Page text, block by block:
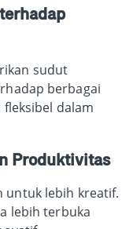
sudut
berbagai
dalam
Produktivitas
untuk lebih kreatif.
lebih terbuka